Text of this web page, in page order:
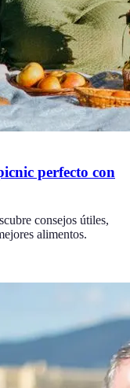
perfecto con
consejos útiles,
alimentos.